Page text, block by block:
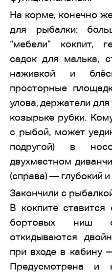
На корме, конечно
для рыбалки:
“мебели” кокпит,
садок для малька,
наживкой и
просторные
улова, держатели
козырьке рубки.
с рыбой, может
подругой) в
двухместном
(справа) — глубокий
Закончили с
В кокпите
бортовых ниш
откидываются
при входе в кабину
Предусмотрена и